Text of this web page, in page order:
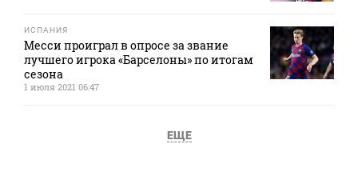
ИСПАНИЯ
Месси проиграл в опросе за звание
лучшего игрока «Барселоны» по итогам
сезона
1 июля 2021 06:47
ЕЩЕ